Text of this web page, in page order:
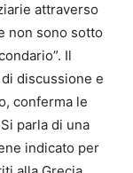
attraverso
non sono sotto
Il
discussione e
conferma le
parla di una
indicato per